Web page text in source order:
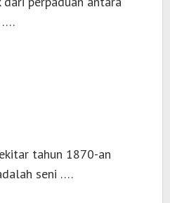
….
tahun 1870-an
seni ….